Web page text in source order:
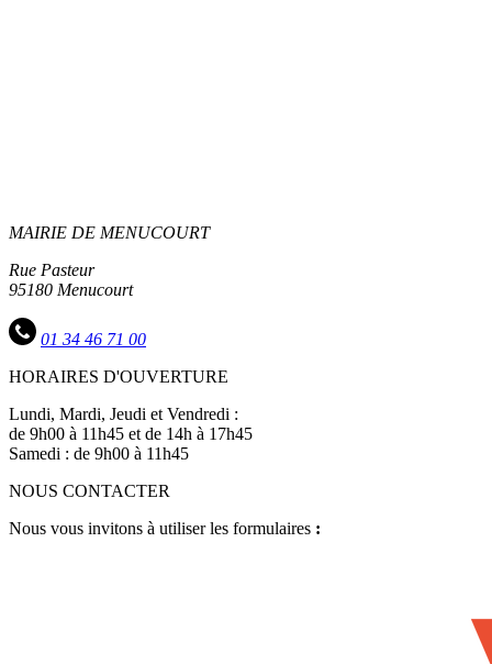
MAIRIE DE MENUCOURT
Rue Pasteur
95180 Menucourt
01 34 46 71 00
HORAIRES D'OUVERTURE
Lundi, Mardi, Jeudi et Vendredi :
de 9h00 à 11h45 et de 14h à 17h45
Samedi : de 9h00 à 11h45
NOUS CONTACTER
Nous vous invitons à utiliser les formulaires :